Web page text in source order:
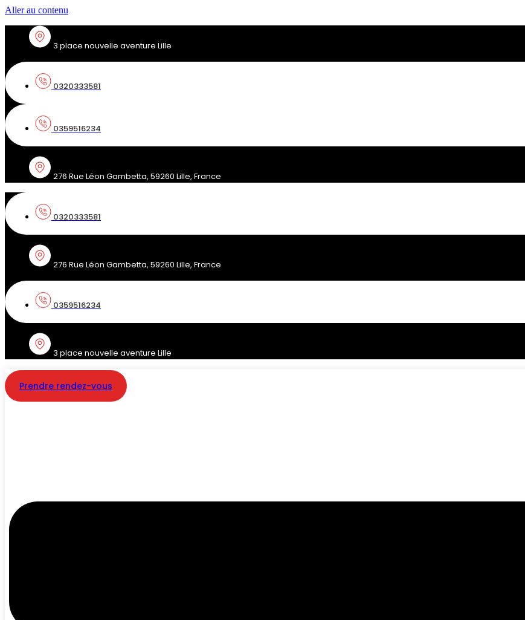
Aller au contenu
3 place nouvelle aventure Lille
0320333581
0359516234
276 Rue Léon Gambetta, 59260 Lille, France
0320333581
276 Rue Léon Gambetta, 59260 Lille, France
0359516234
3 place nouvelle aventure Lille
Prendre rendez-vous